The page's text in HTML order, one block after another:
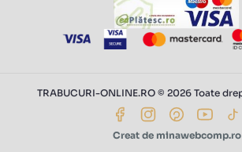
TRABUCURI-ONLINE.RO © 2026 Toate
Creat de minawebcomp.ro